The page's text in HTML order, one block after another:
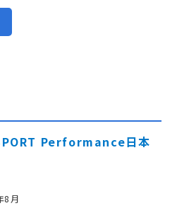
Performance日本
8月